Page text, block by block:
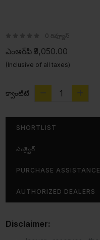
0 రివ్యూస్
ఎంఆర్‌పి ₹3,050.00
(Inclusive of all taxes)
క్వాంటిటీ
SHORTLIST
ఎంక్వైర్
PURCHASE ASSISTANCE
AUTHORIZED DEALERS
Disclaimer: